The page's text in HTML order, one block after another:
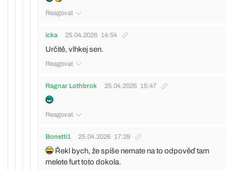
Reagovat
icka 25.04.2026 14:54
Určitě, vlhkej sen.
Reagovat
Ragnar Lothbrok 25.04.2026 15:47
Reagovat
Bonetti1 25.04.2026 17:29
Řekl bych, že spíše nemate na to odpověď tam
melete furt toto dokola.